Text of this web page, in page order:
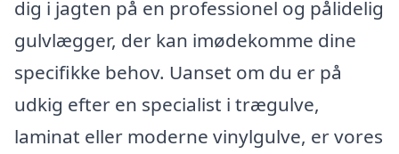
dig i jagten på en professionel og pålidelig
gulvlægger, der kan imødekomme dine
specifikke behov. Uanset om du er på
udkig efter en specialist i trægulve,
laminat eller moderne vinylgulve, er vores